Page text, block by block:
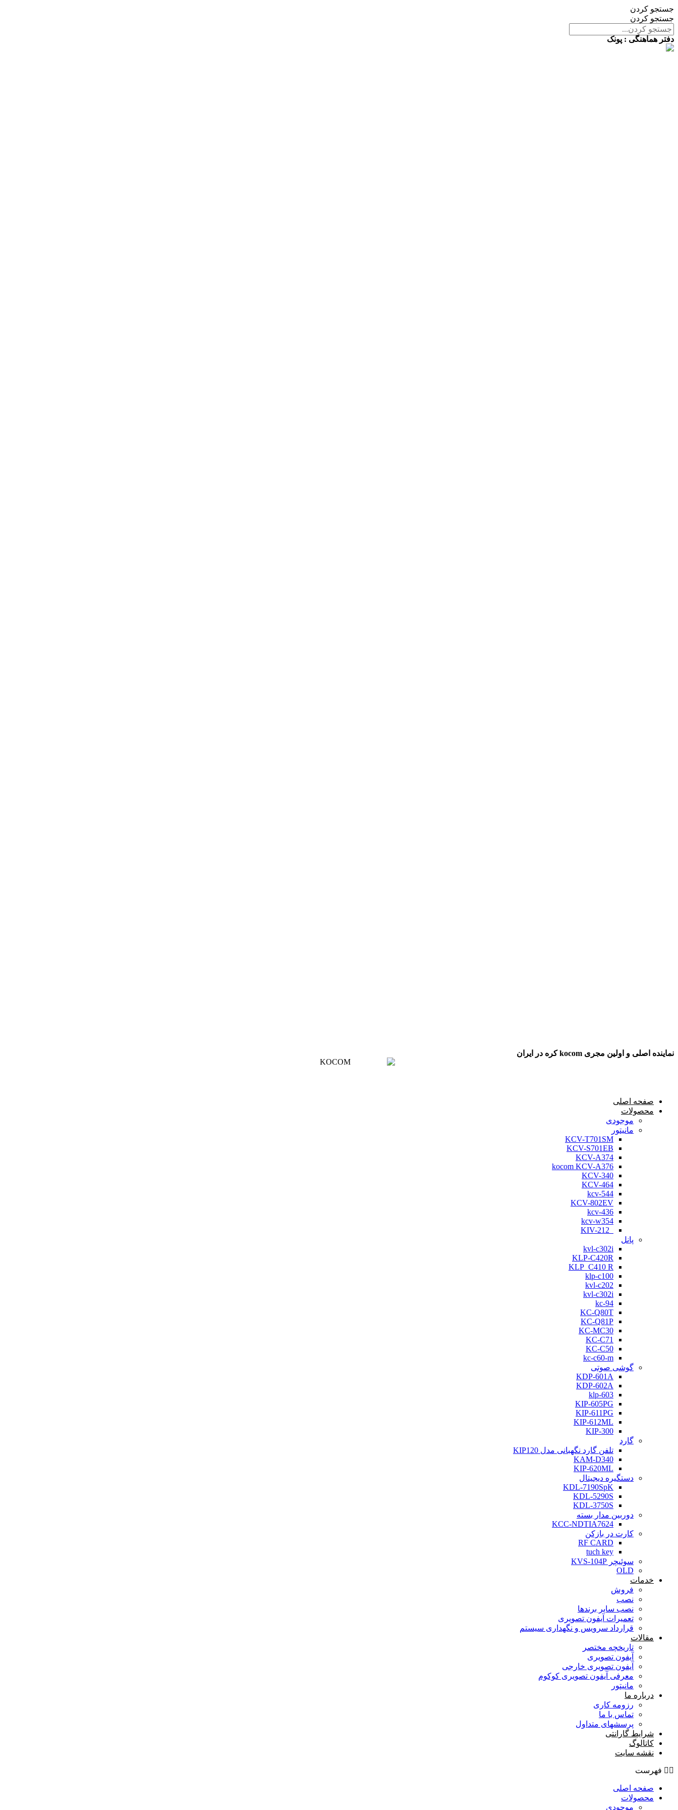
جستجو کردن
جستجو کردن
دفتر هماهنگی : پونک
نماینده اصلی و اولین مجری kocom کره در ایران
صفحه اصلی
محصولات
موجودی
مانیتور
KCV-T701SM
KCV-S701EB
KCV-A374
kocom KCV-A376
KCV-340
KCV-464
kcv-544
KCV-802EV
kcv-436
kcv-w354
پانل
kvl-c302i
KLP-C420R
KLP_C410 R
klp-c100
kvl-c202
kvl-c302i
kc-94
KC-Q80T
KC-Q81P
KC-MC30
KC-C71
KC-C50
kc-c60-m
گوشی صوتی
KDP-601A
KDP-602A
klp-603
KIP-605PG
KIP-611PG
KIP-612ML
KIP-300
گارد
تلفن گارد نگهبانی مدل KIP120
KAM-D340
KIP-620ML
دستگیره دیجیتال
KDL-7190SpK
KDL-5290S
KDL-3750S
دوربین مدار بسته
KCC-NDTIA7624
کارت در بازکن
RF CARD
tuch key
سوئیچر KVS-104P
OLD
خدمات
فروش
نصب
نصب سایر برندها
تعمیرات آیفون تصویری
قرارداد سرویس و نگهداری سیستم
مقالات
تاریخچه مختصر
آیفون تصویری
آیفون تصویری خارجی
معرفی آیفون تصویری کوکوم
مانیتور
درباره ما
رزومه کاری
تماس با ما
پرسشهای متداول
شرایط گارانتی
کاتالوگ
نقشه سایت
فهرست
صفحه اصلی
محصولات
موجودی